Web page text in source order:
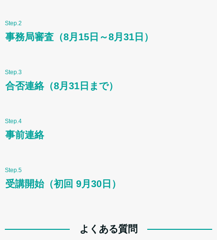
Step.2
事務局審査（8月15日～8月31日）
Step.3
合否連絡（8月31日まで）
Step.4
事前連絡
Step.5
受講開始（初回 9月30日）
よくある質問